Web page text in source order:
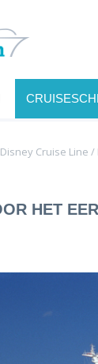
Disney Cruise Line /
HET